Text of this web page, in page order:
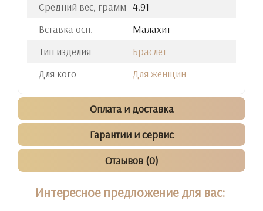
Средний вес, грамм 4.91
Вставка осн.
Малахит
Тип изделия
Браслет
Для кого
Для женщин
Оплата и доставка
Гарантии и сервис
Отзывов (0)
Интересное предложение для вас: